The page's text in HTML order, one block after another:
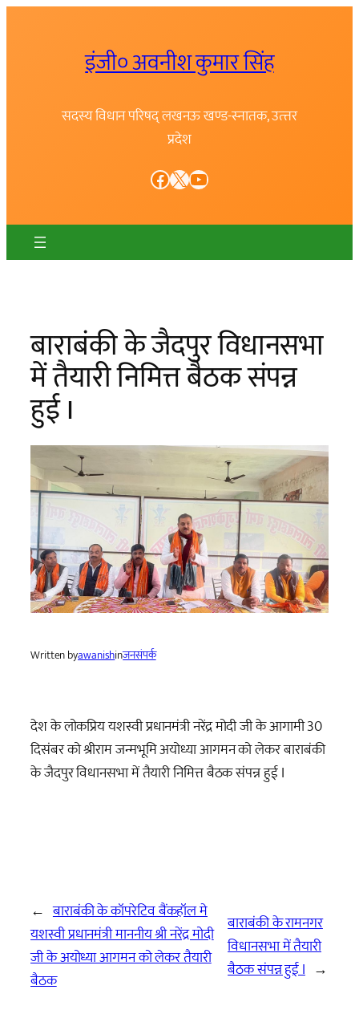
इंजी० अवनीश कुमार सिंह
सदस्य विधान परिषद् लखनऊ खण्ड-स्नातक, उत्त्तर
प्रदेश
Facebook X YouTube
बाराबंकी के जैदपुर विधानसभा
में तैयारी निमित्त बैठक संपन्न
हुई I
Written byawanishinजनसंपर्क
देश के लोकप्रिय यशस्वी प्रधानमंत्री नरेंद्र मोदी जी के आगामी 30
दिसंबर को श्रीराम जन्मभूमि अयोध्या आगमन को लेकर बाराबंकी
के जैदपुर विधानसभा में तैयारी निमित्त बैठक संपन्न हुई I
← बाराबंकी के कॉपरेटिव बैंकहॉल मे
यशस्वी प्रधानमंत्री माननीय श्री नरेंद्र मोदी
जी के अयोध्या आगमन को लेकर तैयारी
बैठक
बाराबंकी के रामनगर
विधानसभा में तैयारी
बैठक संपन्न हुई I →